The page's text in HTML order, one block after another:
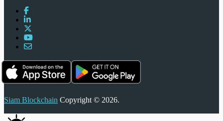
Siam Blockchain Copyright © 2026.